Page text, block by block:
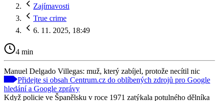
Zajímavosti
True crime
6. 11. 2025, 18:49
4 min
Manuel Delgado Villegas: muž, který zabíjel, protože necítil nic
Přidejte si obsah Centrum.cz do oblíbených zdrojů pro Google
hledání a Google zprávy
Když policie ve Španělsku v roce 1971 zatýkala potulného dělníka